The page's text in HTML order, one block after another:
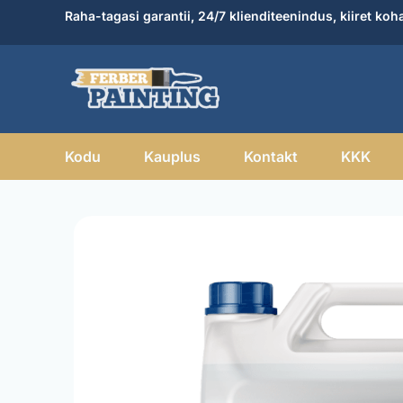
Raha-tagasi garantii, 24/7 klienditeenindus, kiiret
Kodu Kauplus Kontakt KKK